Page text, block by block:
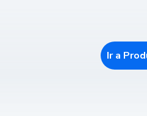
Ir a